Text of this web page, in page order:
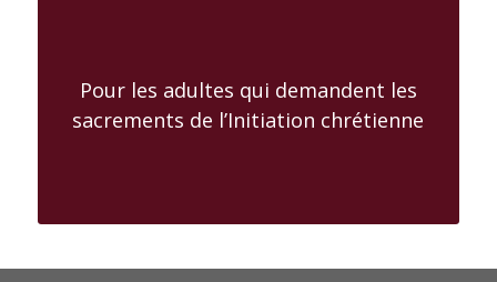
Pour les adultes qui demandent les
sacrements de l’Initiation chrétienne